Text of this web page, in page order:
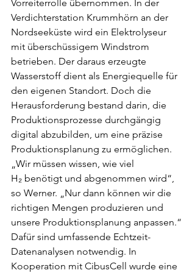
Vorreiterrolle übernommen. In der
Verdichterstation Krummhörn an der
Nordseeküste wird ein Elektrolyseur
mit überschüssigem Windstrom
betrieben. Der daraus erzeugte
Wasserstoff dient als Energiequelle für
den eigenen Standort. Doch die
Herausforderung bestand darin, die
Produktionsprozesse durchgängig
digital abzubilden, um eine präzise
Produktionsplanung zu ermöglichen.
„Wir müssen wissen, wie viel
H₂ benötigt und abgenommen wird“,
so Werner. „Nur dann können wir die
richtigen Mengen produzieren und
unsere Produktionsplanung anpassen.“
Dafür sind umfassende Echtzeit-
Datenanalysen notwendig. In
Kooperation mit CibusCell wurde eine